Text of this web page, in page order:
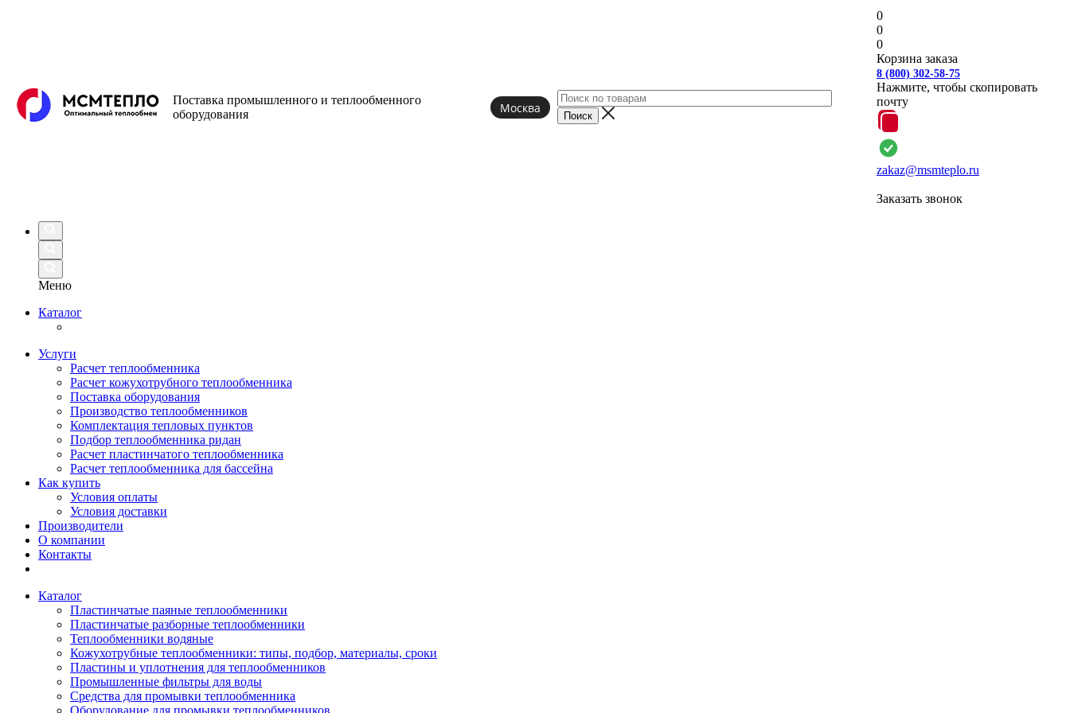
Поставка промышленного и теплообменного
оборудования
Москва
0
0
0
Корзина заказа
8 (800) 302-58-75
Нажмите, чтобы скопировать
почту
zakaz@msmteplo.ru
Заказать звонок
Меню
Каталог
Услуги
Расчет теплообменника
Расчет кожухотрубного теплообменника
Поставка оборудования
Производство теплообменников
Комплектация тепловых пунктов
Подбор теплообменника ридан
Расчет пластинчатого теплообменника
Расчет теплообменника для бассейна
Как купить
Условия оплаты
Условия доставки
Производители
О компании
Контакты
Каталог
Пластинчатые паяные теплообменники
Пластинчатые разборные теплообменники
Теплообменники водяные
Кожухотрубные теплообменники: типы, подбор, материалы, сроки
Пластины и уплотнения для теплообменников
Промышленные фильтры для воды
Средства для промывки теплообменника
Оборудование для промывки теплообменников